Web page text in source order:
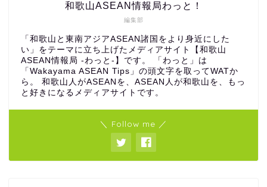
編集部
和歌山ASEAN情報局わっと！
「和歌山と東南アジアASEAN諸国をより身近にした
い」をテーマに立ち上げたメディアサイト【和歌山
ASEAN情報局 -わっと-】です。 「わっと」は
「Wakayama ASEAN Tips」の頭文字を取ってWATか
ら。 和歌山人がASEANを、ASEAN人が和歌山を、もっ
と好きになるメディアサイトです。
＼ Follow me ／